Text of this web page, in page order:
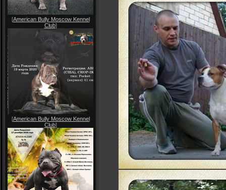
[American Bully Moscow Kennel
Club]
[American Bully Moscow Kennel
Club]